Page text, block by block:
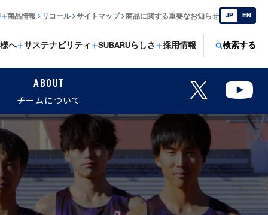
へ サステナビリティ SUBARUらしさ 採用情報 検索する
商品情報 リコール サイトマップ 商品に関する重要なお知らせ JP EN
ABOUT
チームについて